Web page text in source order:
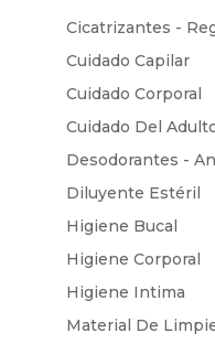
Cicatrizantes -
Cuidado Capilar
Cuidado Corporal
Cuidado Del
Desodorantes -
Diluyente Estéril
Higiene Bucal
Higiene Corporal
Higiene Intima
Material De